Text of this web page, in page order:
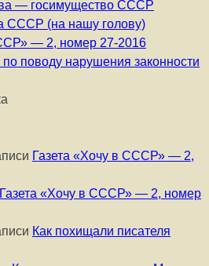
— госимущество СССР
СССР (на нашу голову)
— 2, номер 27-2016
поводу нарушения законности
Газета «Хочу в СССР» — 2,
Газета «Хочу в СССР» — 2, номер
Как похищали писателя